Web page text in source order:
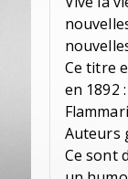
Ce titre
en 1892
Auteurs
Ce sont